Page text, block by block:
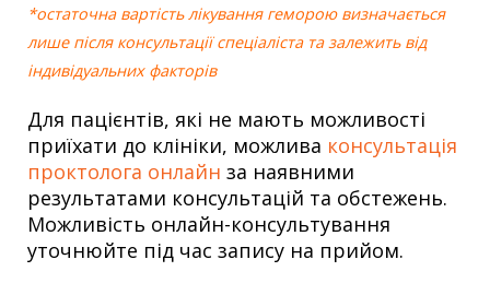
*остаточна вартість лікування геморою визначається
лише після консультації спеціаліста та залежить від
індивідуальних факторів
Для пацієнтів, які не мають можливості
приїхати до клініки, можлива консультація
проктолога онлайн за наявними
результатами консультацій та обстежень.
Можливість онлайн-консультування
уточнюйте під час запису на прийом.